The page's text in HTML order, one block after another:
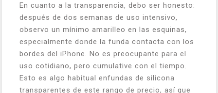
En cuanto a la transparencia, debo ser honesto:
después de dos semanas de uso intensivo,
observo un mínimo amarilleo en las esquinas,
especialmente donde la funda contacta con los
bordes del iPhone. No es preocupante para el
uso cotidiano, pero cumulative con el tiempo.
Esto es algo habitual enfundas de silicona
transparentes de este rango de precio, así que